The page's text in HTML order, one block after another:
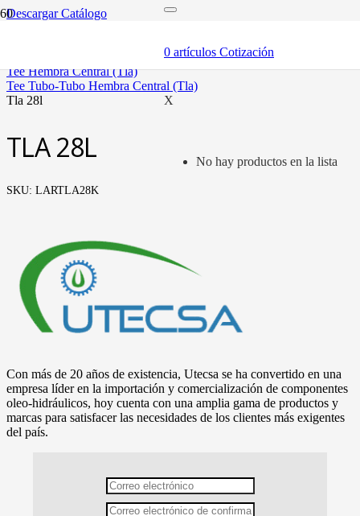
0 artículos Cotización
X
No hay productos en la lista
Descargar Catálogo
tee hembra central (tla)
tee tubo-tubo hembra central (tla)
tla 28l
TLA 28L
SKU: LARTLA28K
Con más de 20 años de existencia, Utecsa se ha convertido en una
empresa líder en la importación y comercialización de componentes
oleo-hidráulicos, hoy cuenta con una amplia gama de productos y
marcas para satisfacer las necesidades de los clientes más exigentes
del país.